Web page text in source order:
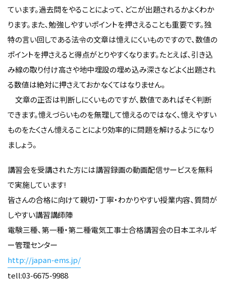
ています。過去問をやることによって、どこが出題されるかよくわか
ります。また、勉強しやすいポイントを押さえることも重要です。独
特の言い回しである法令の文章は憶えにくいものですので、数値の
ポイントを押さえると得点がとりやすくなります。たとえば、引き込
み線の取り付け高さや地中埋設の埋め込み深さなどよく出題され
る数値は絶対に押さえておかなくてはなりません。
文章の正否は判断しにくいものですが、数値であればそく判断
できます。憶えづらいものを無理して憶えるのではなく、憶えやすい
ものをたくさん憶えることにより効率的に問題を解けるようになり
ましょう。
講習会を受講された方には講習録画の動画配信サービスを無料
で実施しています!
皆さんの合格に向けて親切・丁寧・わかりやすい授業内容、質問が
しやすい講習講師陣
電験三種、第一種・第二種電気工事士合格講習会の日本エネルギ
ー管理センター
http://japan-ems.jp/
tell:03-6675-9988